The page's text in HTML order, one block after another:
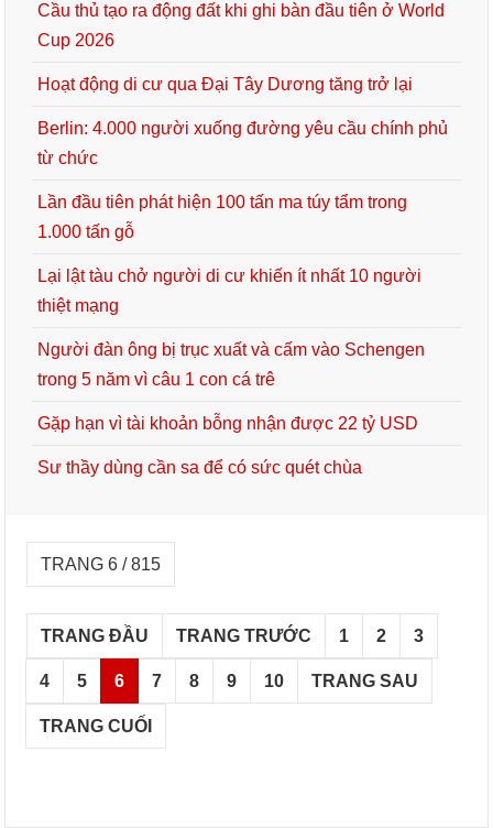
Cầu thủ tạo ra động đất khi ghi bàn đầu tiên ở World
Cup 2026
Hoạt động di cư qua Đại Tây Dương tăng trở lại
Berlin: 4.000 người xuống đường yêu cầu chính phủ
từ chức
Lần đầu tiên phát hiện 100 tấn ma túy tẩm trong
1.000 tấn gỗ
Lại lật tàu chở người di cư khiến ít nhất 10 người
thiệt mạng
Người đàn ông bị trục xuất và cấm vào Schengen
trong 5 năm vì câu 1 con cá trê
Gặp hạn vì tài khoản bỗng nhận được 22 tỷ USD
Sư thầy dùng cần sa để có sức quét chùa
TRANG 6 / 815
TRANG ĐẦU TRANG TRƯỚC 1 2 3
4 5 6 7 8 9 10 TRANG SAU
TRANG CUỐI